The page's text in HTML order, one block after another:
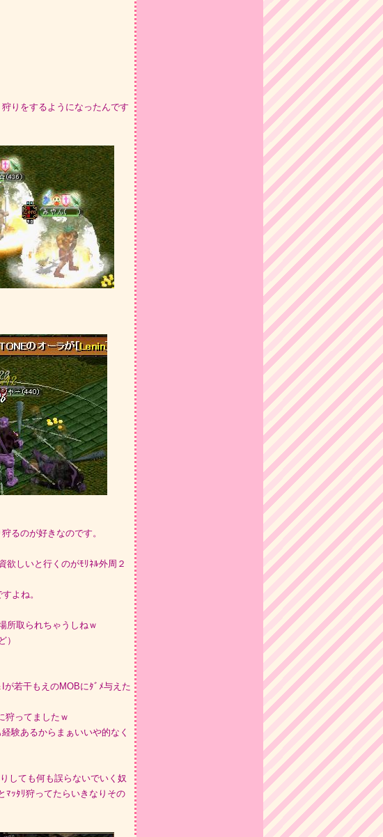
りをするようになったんです
るのが好きなのです。
欲しいと行くのがﾓﾘﾈﾙ外周２
よね。
所取られちゃうしねｗ
）
若干もえのMOBにﾀﾞﾒ与えた
狩ってましたｗ
験あるからまぁいいや的なく
しても何も誤らないでいく奴
ﾏｯﾀﾘ狩ってたらいきなりその